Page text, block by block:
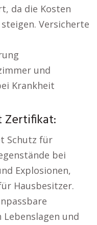
da die Kosten
Versicherte
und
Krankheit
Zertifikat:
Schutz für
bei
Explosionen,
Hausbesitzer.
und